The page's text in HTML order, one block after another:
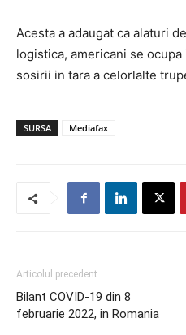
Acesta a adaugat ca alaturi
logistica, americani se
sosirii in tara a celorlalte
SURSA Mediafax
Articolul precedent
Bilant COVID-19 din 8
februarie 2022, in Romania